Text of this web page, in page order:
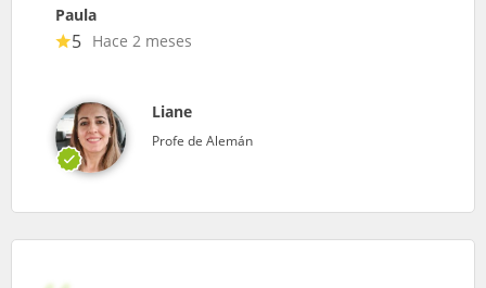
Paula
5 Hace 2 meses
Liane
Profe de Alemán